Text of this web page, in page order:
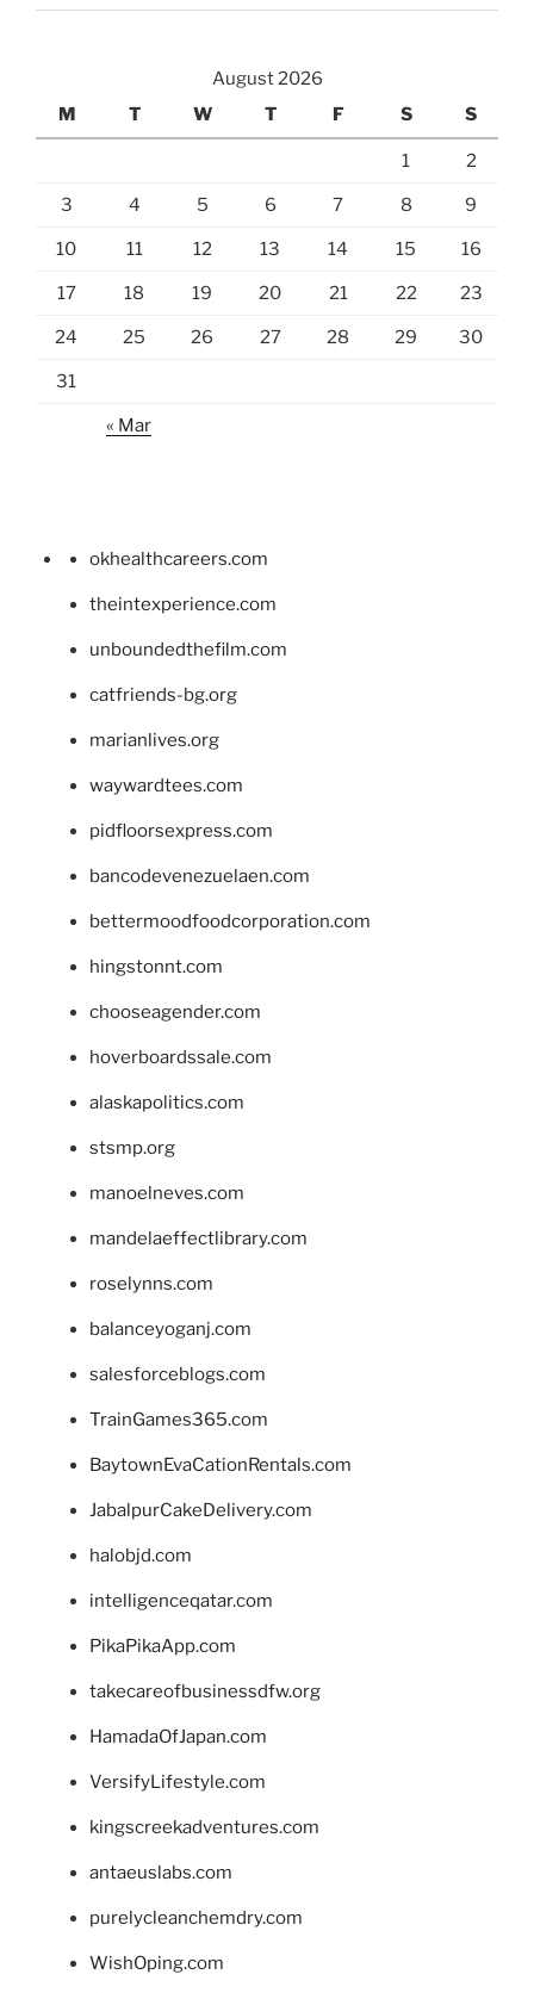
August 2026
M
T W T F S S
1 2
3 4 5 6 7 8 9
10 11 12 13 14 15 16
17 18 19 20 21 22 23
24 25 26 27 28 29 30
31
« Mar
okhealthcareers.com
theintexperience.com
unboundedthefilm.com
catfriends-bg.org
marianlives.org
waywardtees.com
pidfloorsexpress.com
bancodevenezuelaen.com
bettermoodfoodcorporation.com
hingstonnt.com
chooseagender.com
hoverboardssale.com
alaskapolitics.com
stsmp.org
manoelneves.com
mandelaeffectlibrary.com
roselynns.com
balanceyoganj.com
salesforceblogs.com
TrainGames365.com
BaytownEvaCationRentals.com
JabalpurCakeDelivery.com
halobjd.com
intelligenceqatar.com
PikaPikaApp.com
takecareofbusinessdfw.org
HamadaOfJapan.com
VersifyLifestyle.com
kingscreekadventures.com
antaeuslabs.com
purelycleanchemdry.com
WishOping.com